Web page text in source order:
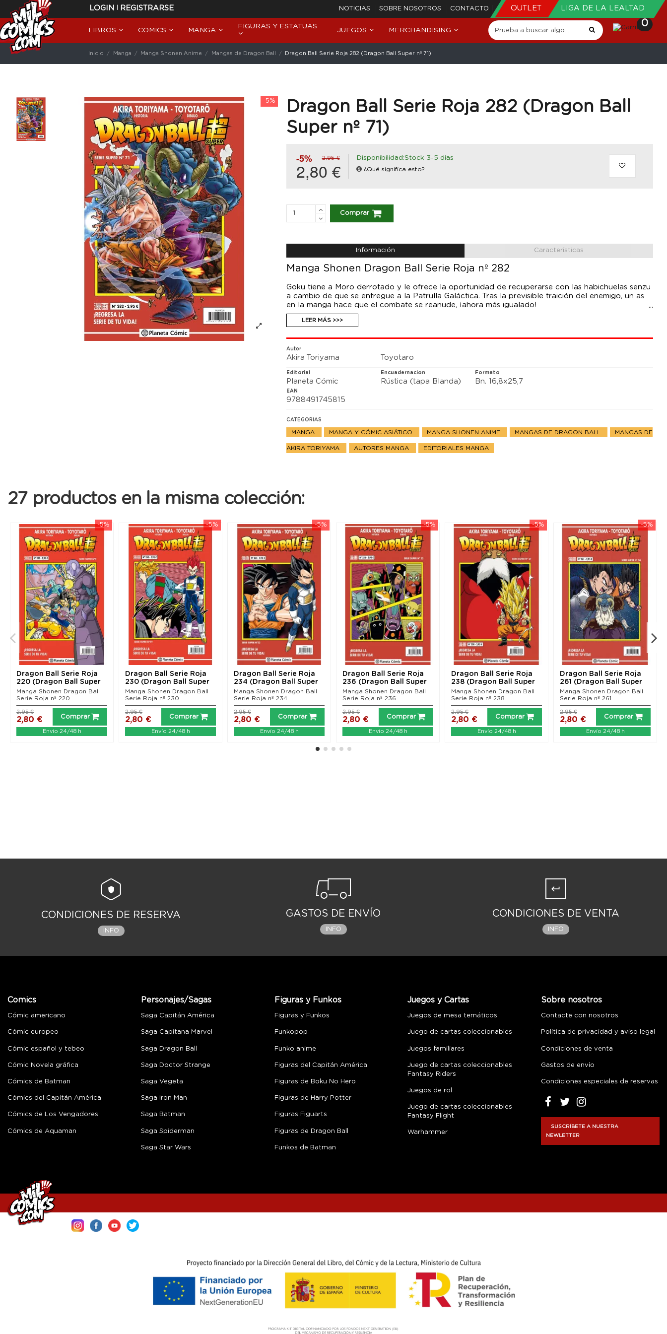
LOGIN | REGISTRARSE NOTICIAS SOBRE NOSOTROS CONTACTO OUTLET LIGA DE LA LEALTAD
LIBROS COMICS MANGA
FIGURAS Y ESTATUAS
JUEGOS MERCHANDISING
0
Inicio Manga Manga Shonen Anime Mangas de Dragon Ball Dragon Ball Serie Roja 282 (Dragon Ball Super nº 71)
-5%
Dragon Ball Serie Roja 282 (Dragon Ball
Super nº 71)
-5% 2,95 €
2,80 €
Disponibilidad:Stock 3-5 días
¿Qué significa esto?
Comprar
Información Características
Manga Shonen Dragon Ball Serie Roja nº 282
Goku tiene a Moro derrotado y le ofrece la oportunidad de recuperarse con las habichuelas senzu
a cambio de que se entregue a la Patrulla Galáctica. Tras la previsible traición del enemigo, un as
en la manga hace que el combate se reanude, ¡ahora más igualado!
LEER MÁS >>>
Autor
Akira Toriyama Toyotaro
Editorial
Planeta Cómic
Encuadernacion
Rústica (tapa Blanda)
Formato
Bn. 16,8x25,7
EAN
9788491745815
CATEGORIAS
MANGA MANGA Y CÓMIC ASIÁTICO MANGA SHONEN ANIME MANGAS DE DRAGON BALL MANGAS DE
AKIRA TORIYAMA AUTORES MANGA EDITORIALES MANGA
27 productos en la misma colección:
-5%
Dragon Ball Serie Roja
220 (Dragon Ball Super
nº 9)
Manga Shonen Dragon Ball
Serie Roja nº 220
2,80 €
2,95 €
Comprar
Envío 24/48 h
-5%
Dragon Ball Serie Roja
230 (Dragon Ball Super
nº 19)
Manga Shonen Dragon Ball
Serie Roja nº 230.
2,80 €
2,95 €
Comprar
Envío 24/48 h
-5%
Dragon Ball Serie Roja
234 (Dragon Ball Super
nº 23)
Manga Shonen Dragon Ball
Serie Roja nº 234
2,80 €
2,95 €
Comprar
Envío 24/48 h
-5%
Dragon Ball Serie Roja
236 (Dragon Ball Super
nº 25)
Manga Shonen Dragon Ball
Serie Roja nº 236.
2,80 €
2,95 €
Comprar
Envío 24/48 h
-5%
Dragon Ball Serie Roja
238 (Dragon Ball Super
nº 27)
Manga Shonen Dragon Ball
Serie Roja nº 238
2,80 €
2,95 €
Comprar
Envío 24/48 h
-5%
Dragon Ball Serie Roja
261 (Dragon Ball Super
nº 50)
Manga Shonen Dragon Ball
Serie Roja nº 261
2,80 €
2,95 €
Comprar
Envío 24/48 h
CONDICIONES DE RESERVA
INFO
GASTOS DE ENVÍO
INFO
CONDICIONES DE VENTA
INFO
Comics
Cómic americano
Cómic europeo
Cómic español y tebeo
Cómic Novela gráfica
Cómics de Batman
Cómics del Capitán América
Cómics de Los Vengadores
Cómics de Aquaman
Personajes/Sagas
Saga Capitán América
Saga Capitana Marvel
Saga Dragon Ball
Saga Doctor Strange
Saga Vegeta
Saga Iron Man
Saga Batman
Saga Spiderman
Saga Star Wars
Figuras y Funkos
Figuras y Funkos
Funkopop
Funko anime
Figuras del Capitán América
Figuras de Boku No Hero
Figuras de Harry Potter
Figuras Figuarts
Figuras de Dragon Ball
Funkos de Batman
Juegos y Cartas
Juegos de mesa temáticos
Juego de cartas coleccionables
Juegos familiares
Juego de cartas coleccionables
Fantasy Riders
Juegos de rol
Juego de cartas coleccionables
Fantasy Flight
Warhammer
Sobre nosotros
Contacte con nosotros
Política de privacidad y aviso legal
Condiciones de venta
Gastos de envío
Condiciones especiales de reservas
SUSCRÍBETE A NUESTRA
NEWLETTER